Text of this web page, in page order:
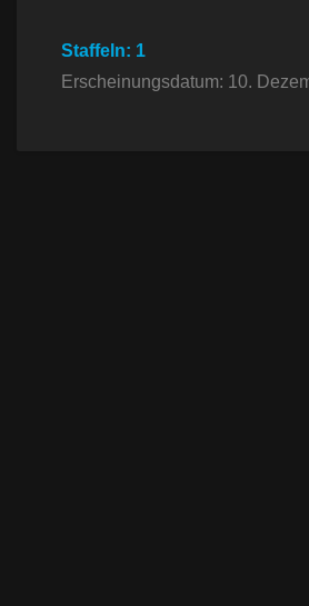
Staffeln: 1
Erscheinungsdatum: 10.